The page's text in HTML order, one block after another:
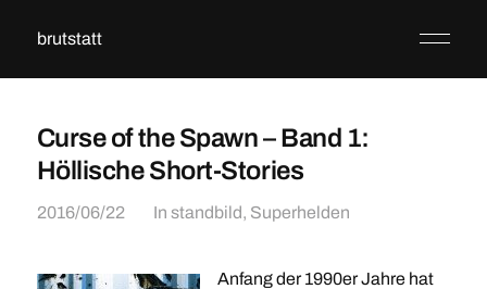
brutstatt
Curse of the Spawn – Band 1:
Höllische Short-Stories
2016/06/22 In standbild, Superhelden
Anfang der 1990er Jahre hat